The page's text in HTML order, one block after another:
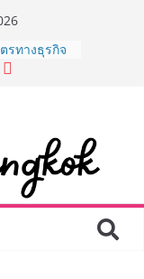
รทางธุรกิจ
ร์ฟความ
ยก
ดเชิง
กม ไทย
the Tenth